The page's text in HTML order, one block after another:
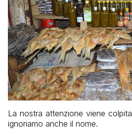
La nostra attenzione viene
ignoriamo anche il nome.